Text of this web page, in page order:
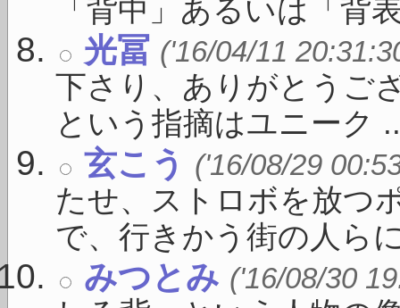
「背中」あるいは「背
光冨 ('16/04/11
下さり、ありがとうご
という指摘はユニーク
玄こう ('16/08/29
たせ、ストロボを放つ
で、行きかう街の人ら
みつとみ ('16/08/30